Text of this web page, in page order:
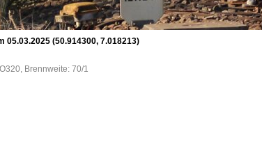
(50.914300, 7.018213)
Brennweite: 70/1